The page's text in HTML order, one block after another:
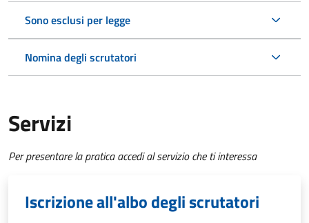
Sono esclusi per legge
Nomina degli scrutatori
Servizi
Per presentare la pratica accedi al servizio che ti interessa
Iscrizione all'albo degli scrutatori